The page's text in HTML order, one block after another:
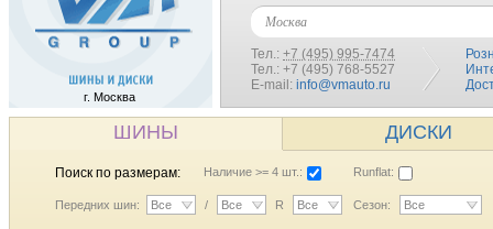
г. Москва
Москва
Тел.: +7 (495) 995-7474
Тел.: +7 (495) 768-5527
E-mail: info@vmauto.ru
ШИНЫ ДИСКИ
Поиск по размерам: Наличие >= 4 шт.: Runflat:
Передних шин: Все / Все R Все Сезон: Все